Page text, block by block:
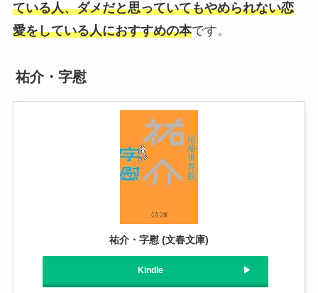
ている人、ダメだと思っていてもやめられない恋
愛をしている人におすすめの本です。
祐介・字慰
祐介・字慰 (文春文庫)
Kindle